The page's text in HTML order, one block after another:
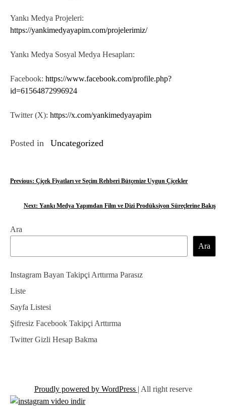
Yankı Medya Projeleri:
https://yankimedyayapim.com/projelerimiz/
Yankı Medya Sosyal Medya Hesapları:
Facebook: https://www.facebook.com/profile.php?
id=61564872996924
Twitter (X): https://x.com/yankimedyayapim
Posted in Uncategorized
Y
ı
g
e
z
i
n
m
i
Previous: Çiçek Fiyatları ve Seçim Rehberi Bütçenize Uygun Çiçekler
Next: Yankı Medya Yapımdan Film ve Dizi Prodüksiyon Süreçlerine Bakış
Ara
Ara
Instagram Bayan Takipçi Arttırma Parasız
Liste
Sayfa Listesi
Şifresiz Facebook Takipçi Arttırma
Twitter Gizli Hesap Bakma
Proudly powered by WordPress | All right reserve